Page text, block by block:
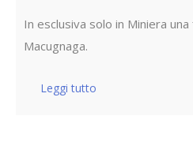
In esclusiva solo in Miniera
Macugnaga.
Leggi tutto